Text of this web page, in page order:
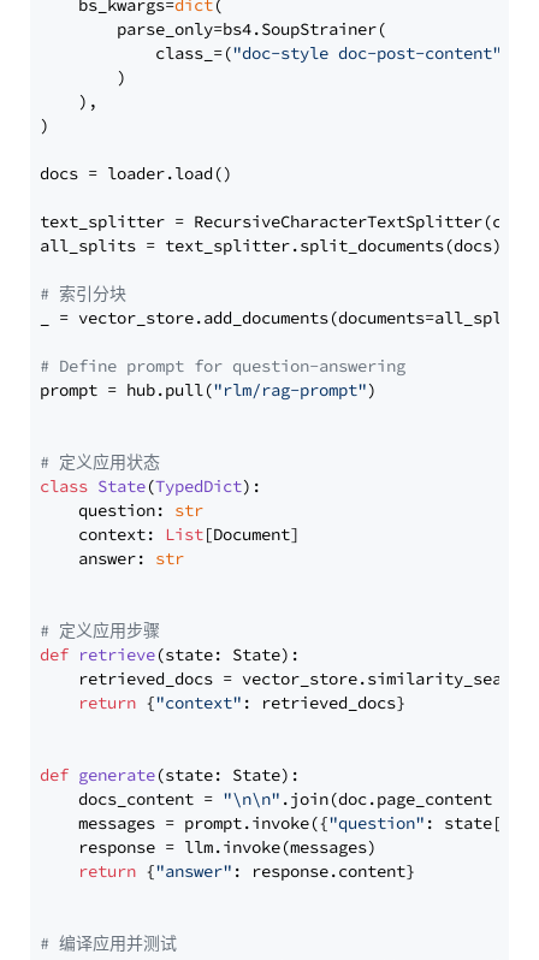
    bs_kwargs=
dict(
        parse_only=bs4.SoupStrainer(
            class_=(
"doc-style doc-post-content"
        )
    ),
)
docs = loader.load()
text_splitter =
all_splits = text_splitter.split_documents(docs)
# 索引分块
_ = vector_store.add_documents(documents=all_splits)
# Define prompt for question-answering
prompt = hub.pull("rlm/rag-prompt")
# 定义应用状态
class State(TypedDict):
    question:
str
    context:
List[Document]
    answer:
str
# 定义应用步骤
def retrieve(state: State):
retrieved_docs =
return {"context" : retrieved_docs}
def generate(state: State):
    docs_content =
"\n\n" .join(doc.page_content
    messages = prompt.invoke({
"question" : state[
    response = llm.invoke(messages)
return {"answer" : response.content}
# 编译应用并测试